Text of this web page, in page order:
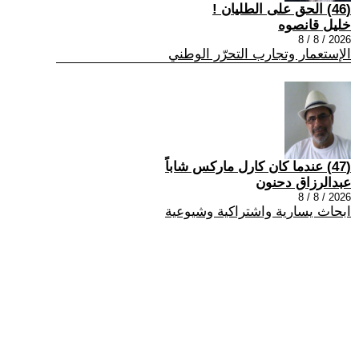
(46) الحق على الطليان !
خليل قانصوه
2026 / 8 / 8
الإستعمار وتجارب التحرّر الوطني
(47) عندما كان كارل ماركس شاباً
عبدالرزاق دحنون
2026 / 8 / 8
ابحاث يسارية واشتراكية وشيوعية